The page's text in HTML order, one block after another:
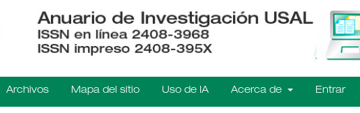
Archivos Mapa del sitio Uso de IA Acerca de Entrar